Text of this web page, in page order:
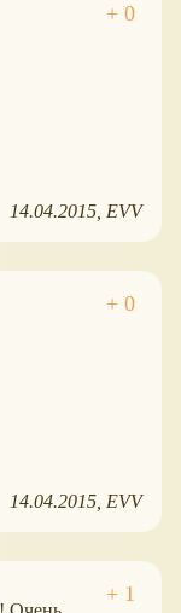
14.04.2015 EVV
14.04.2015 EVV